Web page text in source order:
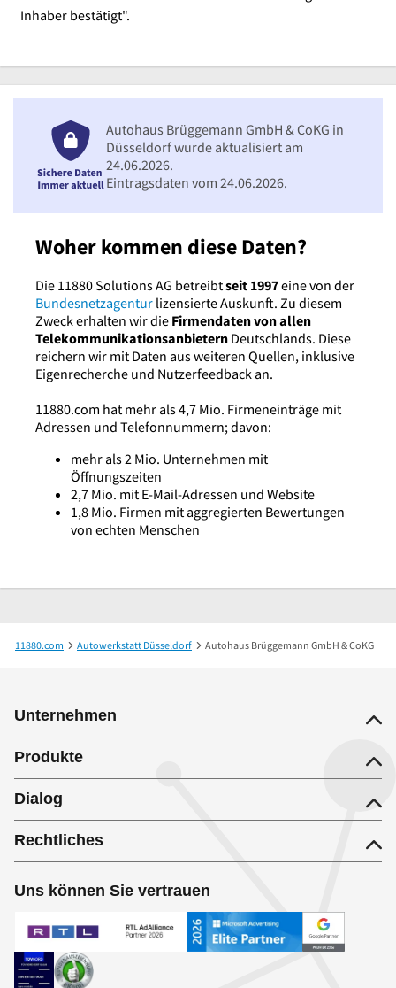
Inhaber bestätigt".
Woher kommen diese Daten?
Die 11880 Solutions AG betreibtseit 1997eine von der
Bundesnetzagentur lizensierte Auskunft. Zu diesem
Zweck erhalten wir die Firmendaten von allen
Telekommunikationsanbietern Deutschlands. Diese
reichern wir mit Daten aus weiteren Quellen, inklusive
Eigenrecherche und Nutzerfeedback an.
11880.com hat mehr als 4,7 Mio. Firmeneinträge mit
Adressen und Telefonnummern; davon:
mehr als 2 Mio. Unternehmen mit
Öffnungszeiten
2,7 Mio. mit E-Mail-Adressen und Website
1,8 Mio. Firmen mit aggregierten Bewertungen
von echten Menschen
Autohaus Brüggemann GmbH & CoKG in
Düsseldorf wurde aktualisiert am
24.06.2026.
Eintragsdaten vom 24.06.2026.
11880.com Autowerkstatt Düsseldorf Autohaus Brüggemann GmbH & CoKG
Unternehmen
Produkte
Dialog
Rechtliches
Uns können Sie vertrauen